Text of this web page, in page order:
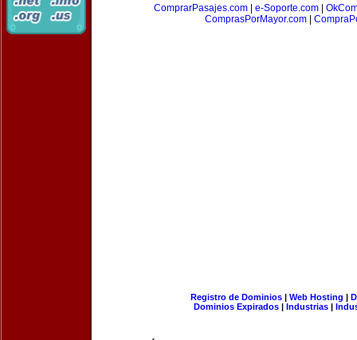
ComprarPasajes.com
e-Soporte.com
ComprasPorMayor.com|
Registro de Dominios| Web Hosting |
Dominios Expirados | Industrias |